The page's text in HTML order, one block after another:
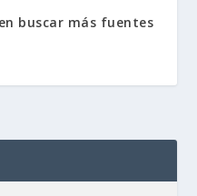
buscar más fuentes